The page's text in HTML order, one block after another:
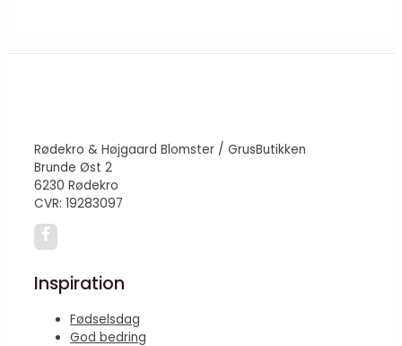
Rødekro & Højgaard Blomster / GrusButikken
Brunde Øst 2
6230 Rødekro
CVR: 19283097
Inspiration
Fødselsdag
God bedring